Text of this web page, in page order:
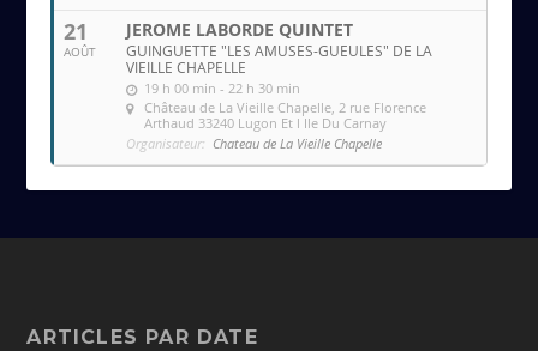
21
AOÛT
JEROME LABORDE QUINTET
GUINGUETTE "LES AMUSES-GUEULES" DE LA
VIEILLE CHAPELLE
19 h 00 min - 22 h 30 min
Château de La Vieille Chapelle, 2 rue Florence
Arthaud 33240 Lugon Et l Ile Du Carnay
Organisateur: Chateau de La Vieille Chapelle
ARTICLES PAR DATE